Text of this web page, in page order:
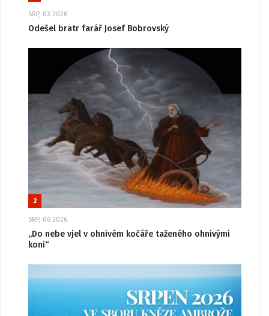
SRP, 03 2026
Odešel bratr farář Josef Bobrovský
2
SRP, 06 2026
„Do nebe vjel v ohnivém kočáře taženého ohnivými
koni“